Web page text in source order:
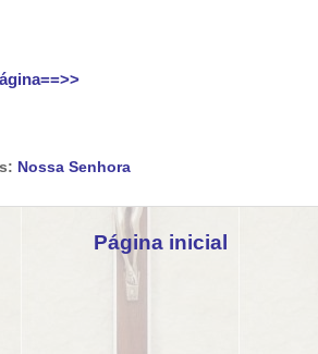
Nossa Senhora
Página inicial